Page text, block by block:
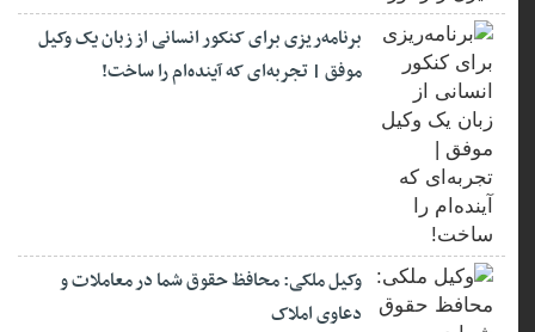
برنامه‌ریزی برای کنکور انسانی از زبان یک وکیل
موفق | تجربه‌ای که آینده‌ام را ساخت!
وکیل ملکی: محافظ حقوق شما در معاملات و
دعاوی املاک